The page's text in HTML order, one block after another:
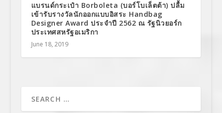
แบรนด์กระเป๋า Borboleta (บอร์โบเล็ตต้า) ปลื้ม
เข้ารับรางวัลนักออกแบบอิสระ Handbag
Designer Award ประจำปี 2562 ณ รัฐนิวยอร์ก
ประเทศสหรัฐอเมริกา
June 18, 2019